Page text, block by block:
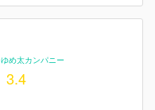
ゆめ太カンパニー
3.4